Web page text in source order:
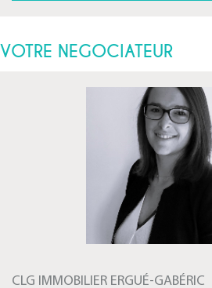
VOTRE NEGOCIATEUR
CLG IMMOBILIER ERGUÉ-GABÉRIC